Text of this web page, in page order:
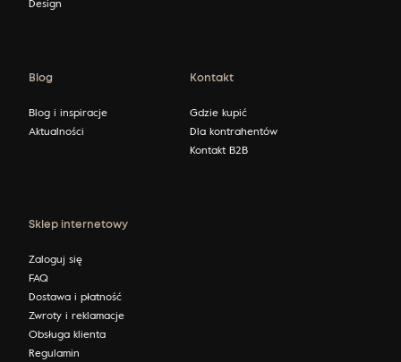
Blog
Blog i inspiracje
Aktualności
Kontakt
Gdzie kupić
Dla kontrahentów
Kontakt B2B
Sklep internetowy
Zaloguj się
FAQ
Dostawa i płatność
Zwroty i reklamacje
Obsługa klienta
Regulamin